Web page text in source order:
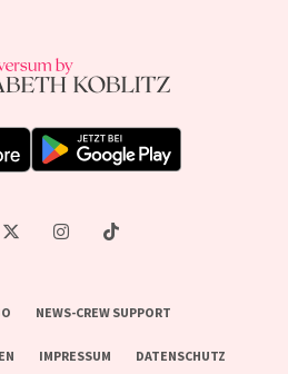
NEWS-CREW SUPPORT
IMPRESSUM DATENSCHUTZ